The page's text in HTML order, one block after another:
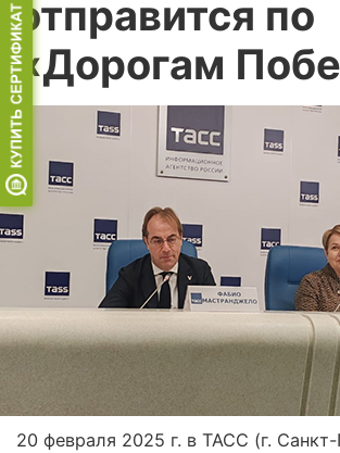
отправится по
«Дорогам
20 февраля 2025 г. в ТАСС (г.